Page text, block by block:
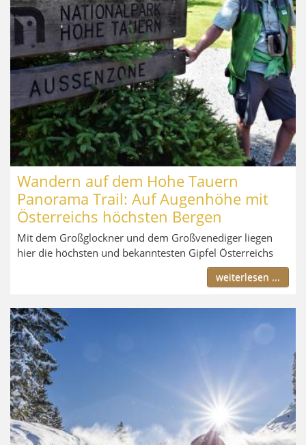
Wandern auf dem Hohe Tauern
Panorama Trail: Auf Augenhöhe mit
Österreichs höchsten Bergen
Mit dem Großglockner und dem Großvenediger liegen
hier die höchsten und bekanntesten Gipfel Österreichs
weiterlesen ...